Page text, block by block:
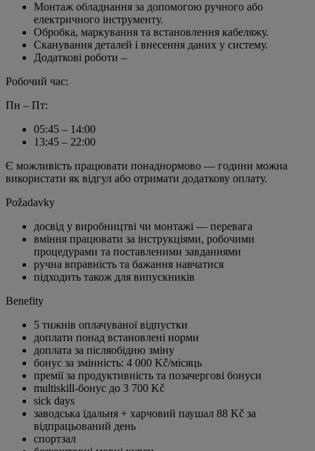
Монтаж обладнання за допомогою ручного або
електричного інструменту.
Обробка, маркування та встановлення кабеляжу.
Сканування деталей і внесення даних у систему.
Додаткові роботи –
Робочий час:
Пн – Пт:
05:45 – 14:00
13:45 – 22:00
Є можливість працювати понаднормово — години можна
використати як відгул або отримати додаткову оплату.
Požadavky
досвід у виробництві чи монтажі — перевага
вміння працювати за інструкціями, робочими
процедурами та поставленими завданнями
ручна вправність та бажання навчатися
підходить також для випускників
Benefity
5 тижнів оплачуваної відпустки
доплати понад встановлені норми
доплата за післяобідню зміну
бонус за змінність: 4 000 Kč/місяць
премії за продуктивність та позачергові бонуси
multiskill-бонус до 3 700 Kč
sick days
заводська їдальня + харчовий паушал 88 Kč за
відпрацьований день
спортзал